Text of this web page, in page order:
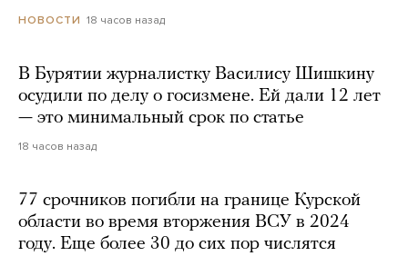
НОВОСТИ 18 часов назад
В Бурятии журналистку Василису Шишкину
осудили по делу о госизмене. Ей дали 12 лет
— это минимальный срок по статье
18 часов назад
77 срочников погибли на границе Курской
области во время вторжения ВСУ в 2024
году. Еще более 30 до сих пор числятся